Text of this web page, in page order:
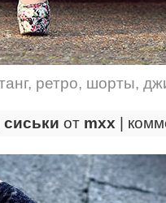
, ретро, шорты,
сиськи от mxx